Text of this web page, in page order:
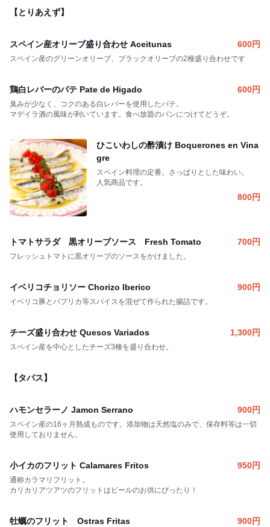
【とりあえず】
スペイン産オリーブ盛り合わせ Aceitunas 600円
スペイン産のグリーンオリーブ、ブラックオリーブの2種盛り合わせです
鶏白レバーのパテ Pate de Higado 600円
臭みが少なく、コクのある白レバーを使用したパテ。
マデイラ酒の風味が利いています。食べ放題のパンにつけてどうぞ。
ひこいわしの酢漬け Boquerones en Vina
gre
スペイン料理の定番。さっぱりとした味わい。
人気商品です。
800円
トマトサラダ 黒オリーブソース Fresh Tomato 700円
フレッシュトマトに黒オリーブのソースをかけました。
イベリコチョリソー Chorizo Iberico 900円
イベリコ豚とパプリカ等スパイスを混ぜて作られた腸詰です。
チーズ盛り合わせ Quesos Variados 1,300円
スペイン産を中心としたチーズ3種を盛り合わせ。
【タパス】
ハモンセラーノ Jamon Serrano 900円
スペイン産の16ヶ月熟成ものです。添加物は天然塩のみで、保存料等は一切
使用しておりません。
小イカのフリット Calamares Fritos 950円
通称カラマリフリット。
カリカリアツアツのフリットはビールのお供にぴったり！
牡蠣のフリット Ostras Fritas 900円